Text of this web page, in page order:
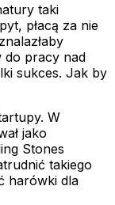
taki
płacą za nie
do pracy nad
sukces. Jak by
W
jako
Stones
takiego
harówki dla